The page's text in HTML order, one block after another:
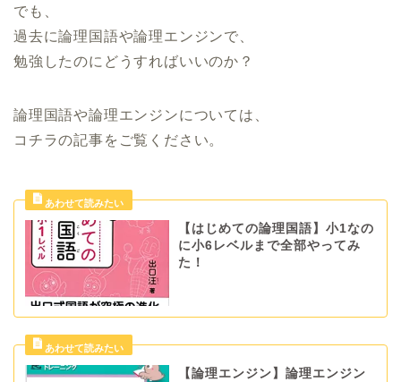
でも、
過去に論理国語や論理エンジンで、
勉強したのにどうすればいいのか？
論理国語や論理エンジンについては、
コチラの記事をご覧ください。
【はじめての論理国語】小1なの
に小6レベルまで全部やってみ
た！
【論理エンジン】論理エンジン